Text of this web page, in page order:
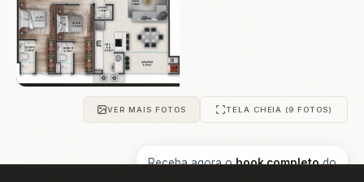
VER MAIS FOTOS TELA CHEIA (9 FOTOS)
Receba agora obook completodo